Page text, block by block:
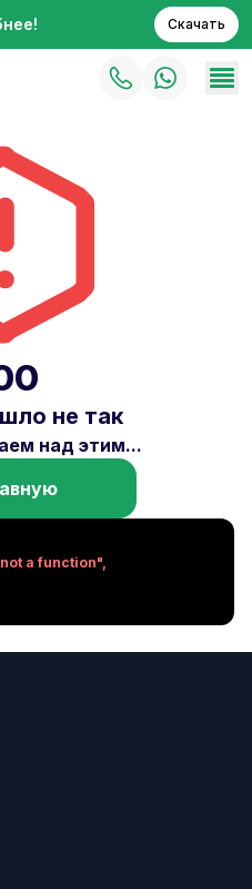
Скачать
не так
над этим...